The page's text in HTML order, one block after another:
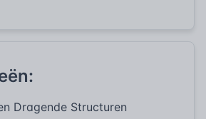
Dragende Structuren